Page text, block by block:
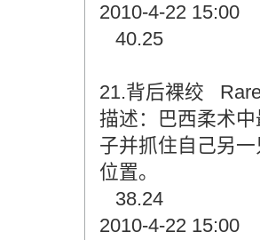
2010-4-22 15:00
40.25
21.背后裸绞
描述：巴西柔术
子并抓住自己另
位置。
38.24
2010-4-22 15:00